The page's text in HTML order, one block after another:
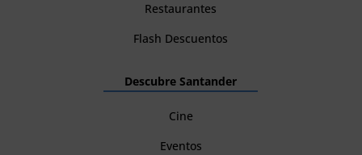
Restaurantes
Flash Descuentos
Descubre Santander
Cine
Eventos